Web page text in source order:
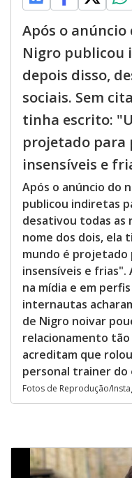
Após o anúncio
Nigro publicou
depois disso,
sociais. Sem
tinha escrito:
projetado para
insensíveis e
Após o anúncio do
publicou indiretas
desativou todas as
nome dos dois, ela
mundo é projetado
insensíveis e frias".
na mídia e em
internautas
de Nigro noivar
relacionamento tão
acreditam que
personal trainer do
Fotos de Reprodução/